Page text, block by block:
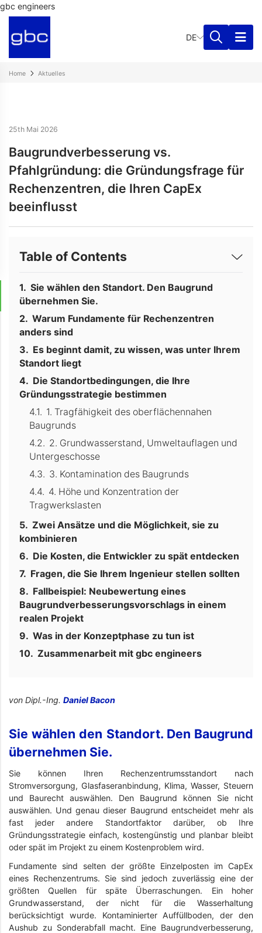
gbc engineers
DE
Home Aktuelles
25th Mai 2026
Baugrundverbesserung vs.
Pfahlgründung: die Gründungsfrage für
Rechenzentren, die Ihren CapEx
beeinflusst
Table of Contents
Sie wählen den Standort. Den Baugrund
übernehmen Sie.
Warum Fundamente für Rechenzentren
anders sind
Es beginnt damit, zu wissen, was unter Ihrem
Standort liegt
Die Standortbedingungen, die Ihre
Gründungsstrategie bestimmen
1. Tragfähigkeit des oberflächennahen
Baugrunds
2. Grundwasserstand, Umweltauflagen und
Untergeschosse
3. Kontamination des Baugrunds
4. Höhe und Konzentration der
Tragwerkslasten
Zwei Ansätze und die Möglichkeit, sie zu
kombinieren
Die Kosten, die Entwickler zu spät entdecken
Fragen, die Sie Ihrem Ingenieur stellen sollten
Fallbeispiel: Neubewertung eines
Baugrundverbesserungsvorschlags in einem
realen Projekt
Was in der Konzeptphase zu tun ist
Zusammenarbeit mit gbc engineers
von Dipl.-Ing. Daniel Bacon
Sie wählen den Standort. Den Baugrund
übernehmen Sie.
Sie können Ihren Rechenzentrumsstandort nach
Stromversorgung, Glasfaseranbindung, Klima, Wasser, Steuern
und Baurecht auswählen. Den Baugrund können Sie nicht
auswählen. Und genau dieser Baugrund entscheidet mehr als
fast jeder andere Standortfaktor darüber, ob Ihre
Gründungsstrategie einfach, kostengünstig und planbar bleibt
oder spät im Projekt zu einem Kostenproblem wird.
Fundamente sind selten der größte Einzelposten im CapEx
eines Rechenzentrums. Sie sind jedoch zuverlässig eine der
größten Quellen für späte Überraschungen. Ein hoher
Grundwasserstand, der nicht für die Wasserhaltung
berücksichtigt wurde. Kontaminierter Auffüllboden, der den
Aushub zu Sonderabfall macht. Eine Baugrundverbesserung,